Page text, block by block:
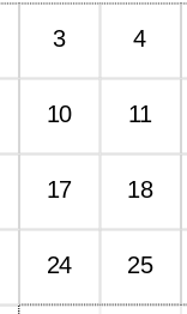
3 4
10 11
17 18
24 25